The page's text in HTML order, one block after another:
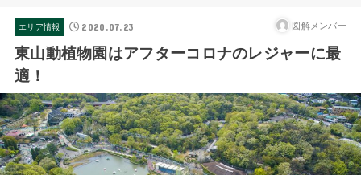
エリア情報 2020.07.23 図解メンバー
東山動植物園はアフターコロナのレジャーに最
適！